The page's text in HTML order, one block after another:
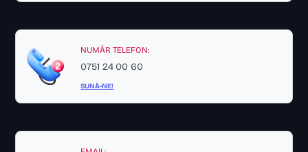
NUMĂR TELEFON:
0751 24 00 60
SUNĂ-NE!